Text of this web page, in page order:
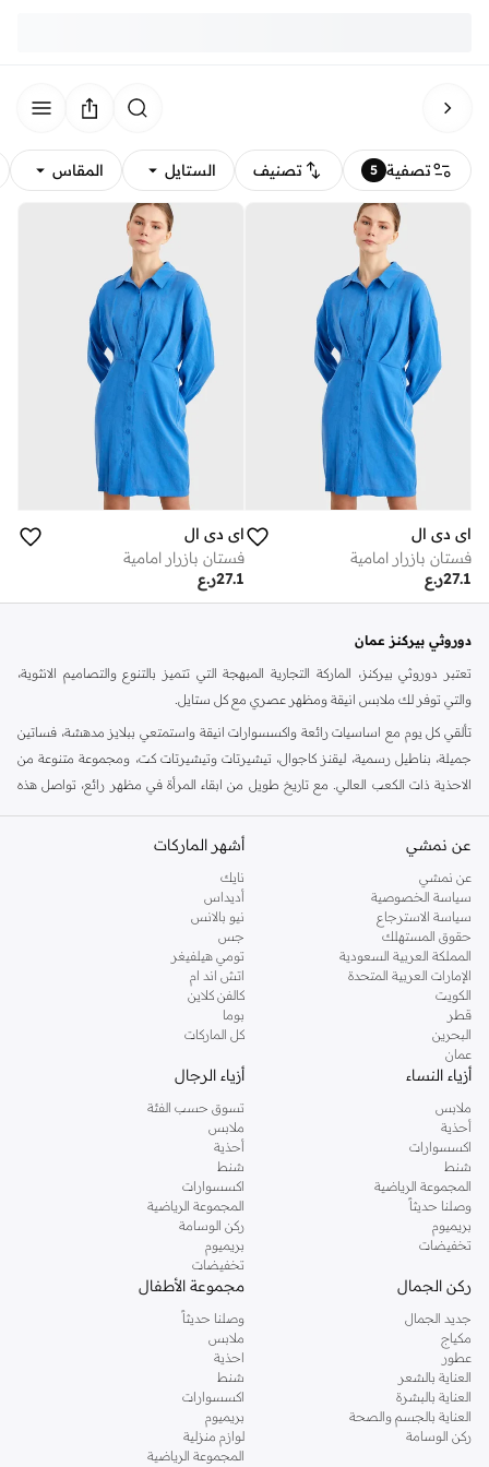
تصفية 5 تصنيف الستايل المقاس
اي دي ال
فستان بازرار امامية
ر.ع27.1
اي دي ال
فستان بازرار امامية
ر.ع27.1
دوروثي بيركنز عمان
تعتبر دوروثي بيركنز، الماركة التجارية المبهجة التي تتميز بالتنوع والتصاميم الانثوية،
والتي توفر لك ملابس انيقة ومظهر عصري مع كل ستايل.
تألقي كل يوم مع اساسيات رائعة واكسسوارات انيقة واستمتعي ببلايز مدهشة، فساتين
جميلة، بناطيل رسمية، ليقنز كاجوال، تيشيرتات وتيشيرتات كت، ومجموعة متنوعة من
الاحذية ذات الكعب العالي. مع تاريخ طويل من ابقاء المرأة في مظهر رائع، تواصل هذه
كنت تقومين بتجديد خزانة ملابسك الملائمة للعمل، البحث عن فستان مثالي للحفلات او
اليه.
تسوقي دوروثي بيركنز اون لاين مسقط
تسوقي دوروثي بيركنز اون لاين من نمشي واستمتعي باكثر من الف ستايل من مجموعة
دوروثي بيركنز الشهيرة. تصفحي المجموعة كاملة في متجر دوروثي بيركنز اون لاين او
استخدمي القائمة لتحديد تجربة تسوق دوروثي بيركنز اون لاين. خدمة التوصيل السريعة
والدعم الاستثنائي يضمن لك تجربة تسوق ممتعة دائما مع نمشي.
عن نمشي
عن نمشي
سياسة الخصوصية
سياسة الاسترجاع
حقوق المستهلك
المملكة العربية السعودية
الإمارات العربية المتحدة
الكويت
قطر
البحرين
عمان
أشهر الماركات
نايك
أديداس
نيو بالانس
جس
تومي هيلفيغر
اتش اند ام
كالفن كلاين
بوما
كل الماركات
أزياء النساء
ملابس
أحذية
اكسسوارات
شنط
المجموعة الرياضية
وصلنا حديثاً
بريميوم
تخفيضات
أزياء الرجال
تسوق حسب الفئة
ملابس
أحذية
شنط
اكسسوارات
المجموعة الرياضية
ركن الوسامة
بريميوم
تخفيضات
ركن الجمال
جديد الجمال
مكياج
عطور
العناية بالشعر
العناية بالبشرة
العناية بالجسم والصحة
ركن الوسامة
مجموعة الأطفال
وصلنا حديثاً
ملابس
احذية
شنط
اكسسوارات
بريميوم
لوازم منزلية
المجموعة الرياضية